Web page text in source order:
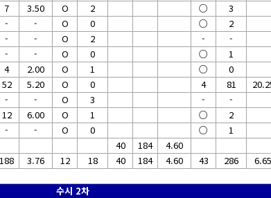
7 3.50 O 2 ○
3
- - O 0 ○
2
- - O 2 -
-
- - O 0 ○
1
4 2.00 O 1 ○
0
52 5.20 O 0 4 81
- - O 3 -
-
12 6.00 O 1 ○
2
- - O 0 ○
1
40 184
4.60
188 3.76 12 18 40 184 4.60 43 286 6.65
수시 2차